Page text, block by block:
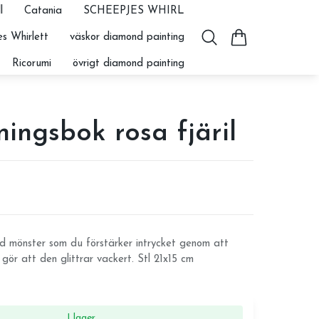
Catania SCHEEPJES WHIRL
Whirlett väskor diamond painting
Ricorumi övrigt diamond painting
rosa fjäril
mönster som du förstärker intrycket genom att
att den glittrar vackert. Stl 21x15 cm